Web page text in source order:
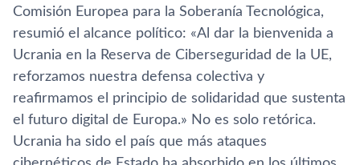
Comisión Europea para la Soberanía Tecnológica,
resumió el alcance político: «Al dar la bienvenida a
Ucrania en la Reserva de Ciberseguridad de la UE,
reforzamos nuestra defensa colectiva y
reafirmamos el principio de solidaridad que sustenta
el futuro digital de Europa.» No es solo retórica.
Ucrania ha sido el país que más ataques